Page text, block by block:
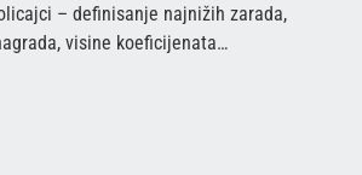
– definisanje najnižih zarada,
visine koeficijenata…